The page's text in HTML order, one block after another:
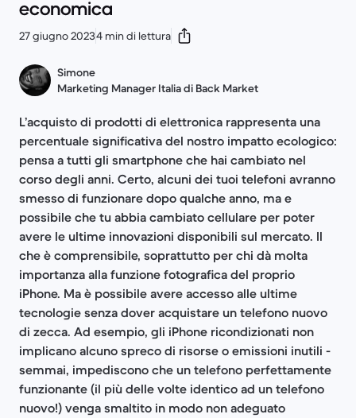
economica
27 giugno 20234 min di lettura
Simone
Marketing Manager Italia di Back Market
L’acquisto di prodotti di elettronica rappresenta una
percentuale significativa del nostro impatto ecologico:
pensa a tutti gli smartphone che hai cambiato nel
corso degli anni. Certo, alcuni dei tuoi telefoni avranno
smesso di funzionare dopo qualche anno, ma e
possibile che tu abbia cambiato cellulare per poter
avere le ultime innovazioni disponibili sul mercato. Il
che è comprensibile, soprattutto per chi dà molta
importanza alla funzione fotografica del proprio
iPhone. Ma è possibile avere accesso alle ultime
tecnologie senza dover acquistare un telefono nuovo
di zecca. Ad esempio, gli iPhone ricondizionati non
implicano alcuno spreco di risorse o emissioni inutili -
semmai, impediscono che un telefono perfettamente
funzionante (il più delle volte identico ad un telefono
nuovo!) venga smaltito in modo non adeguato